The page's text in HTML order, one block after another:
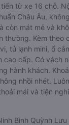
từ xe 16 chỗ.
Châu Âu,
còn mát mẻ và
thường. Kèm theo
tủ lạnh mini, ổ
cao cấp. Có vách
hành khách.
nhồi nhét.
mái và tiện
Bình Quỳnh